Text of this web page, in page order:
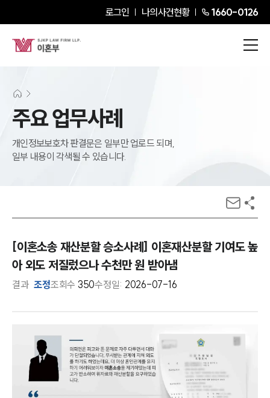
로그인 나의사건현황 1660-0126
주요 업무사례
개인정보보호차 판결문은 일부만 업로드 되며,
일부 내용이 각색될 수 있습니다.
[이혼소송 재산분할 승소사례] 이혼재산분할 기여도 높
아 외도 저질렀으나 수천만 원 받아냄
결과 조정조회수 350수정일: 2026-07-16